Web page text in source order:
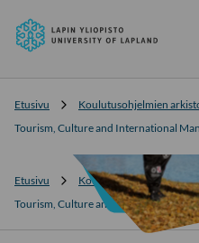
Siirry
suoraan
yliopisto
Etusivu
Koulutusohjelmien
Tourism, Culture and International
Etusivu
Koulutusohjelmien
Tourism, Culture and International